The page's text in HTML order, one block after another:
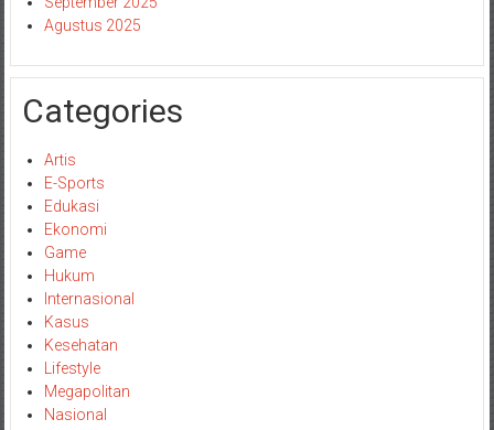
Agustus 2025
Categories
Artis
E-Sports
Edukasi
Ekonomi
Game
Hukum
Internasional
Kasus
Kesehatan
Lifestyle
Megapolitan
Nasional